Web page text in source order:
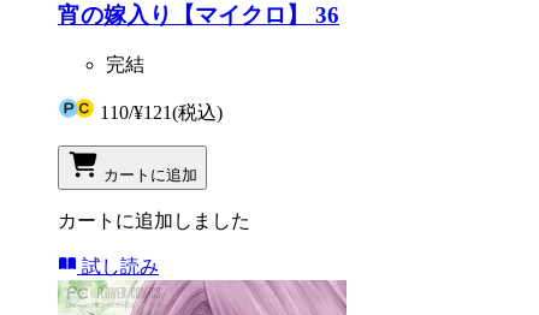
宵の嫁入り【マイクロ】 36
完結
110/¥121(税込)
カートに追加
カートに追加しました
試し読み